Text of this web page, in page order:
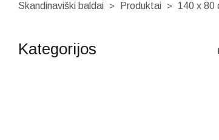
Skandinaviški baldai > Produktai > 140 x 80
Kategorijos